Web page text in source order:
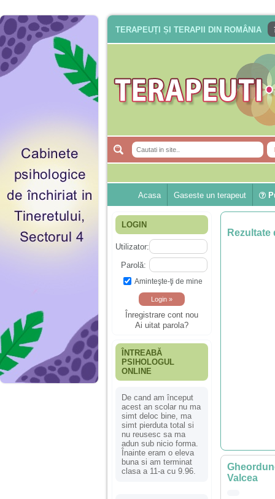
TERAPEUȚI ȘI TERAPII DIN ROMÂNIA
Acasa Gaseste un terapeut
LOGIN
Utilizator:
Parolă:
Aminteşte-ţi de mine
Înregistrare cont nou
Ai uitat parola?
ÎNTREABĂ
PSIHOLOGUL
ONLINE
De cand am început
acest an scolar nu ma
simt deloc bine, ma
simt pierduta total si
nu reusesc sa ma
adun sub nicio forma.
Înainte eram o eleva
buna si am terminat
clasa a 11-a cu 9.96.
Rezultate
Valcea